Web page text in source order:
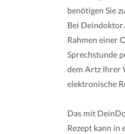
benötigen Sie
Bei
Rahmen einer
Sprechstunde
dem Artz Ihrer
elektronische
Das mit
Rezept kann in